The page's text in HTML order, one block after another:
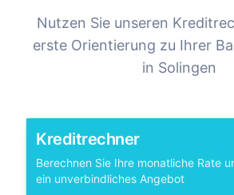
Nutzen Sie unseren
erste Orientierung zu Ihrer
in Solingen
Kreditrechner
Berechnen Sie Ihre monatliche Rate
ein unverbindliches Angebot